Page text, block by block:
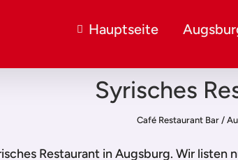
Hauptseite
Syrisches
Café Restaurant Bar/
Restaurant in Augsburg. Wir listen